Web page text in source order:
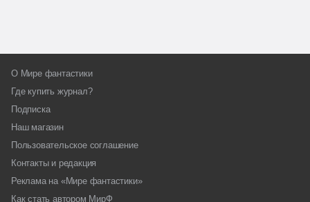
О Мире фантастики
Где купить журнал?
Подписка
Наш магазин
Пользовательское соглашение
Контакты и редакция
Реклама на «Мире фантастики»
Как стать автором МирФ